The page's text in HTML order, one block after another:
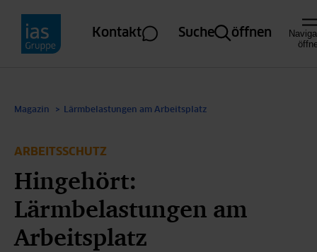
Direkt zum Inhalt
Kontakt Suche öffnen
Magazin Lärmbelastungen am Arbeitsplatz
Hingehört:
Lärmbelastungen am
Arbeitsplatz
ARBEITSSCHUTZ